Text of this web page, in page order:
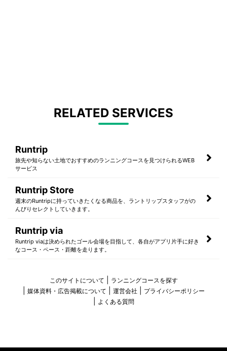
RELATED SERVICES
Runtrip
旅先や知らない土地でおすすめのランニングコースを見つけられるWEB
サービス
Runtrip Store
週末のRuntripに持っていきたくなる商品を、ラントリップスタッフがの
んびりセレクトしていきます。
Runtrip via
Runtrip viaは決められたゴール会場を目指して、各自がアプリ片手に好き
なコース・ペース・距離を走ります。
このサイトについて
ランニングコースを探す
媒体資料・広告掲載について
運営会社
プライバシーポリシー
よくある質問